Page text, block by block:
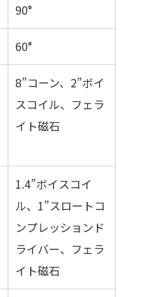
90°
60°
8”コーン、2”ボイ
スコイル、フェラ
イト磁石
1.4”ボイスコイ
ル、1”スロートコ
ンプレッションド
ライバー、フェラ
イト磁石